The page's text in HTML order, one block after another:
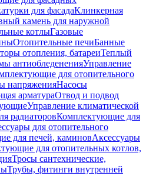
для фасадаКлинкерная
камень для наружной
котлыГазовые
Отопительные печиБанные
отопления, батареиТеплый
антиобледененияУправление
для отопительного
напряженияНасосы
арматураОтвод и подвод
Управление климатической
радиаторовКомплектующие для
для отопительного
для печей, каминовАксессуары
для отопительных котлов,
Тросы сантехнические,
Трубы, фитинги внутренней